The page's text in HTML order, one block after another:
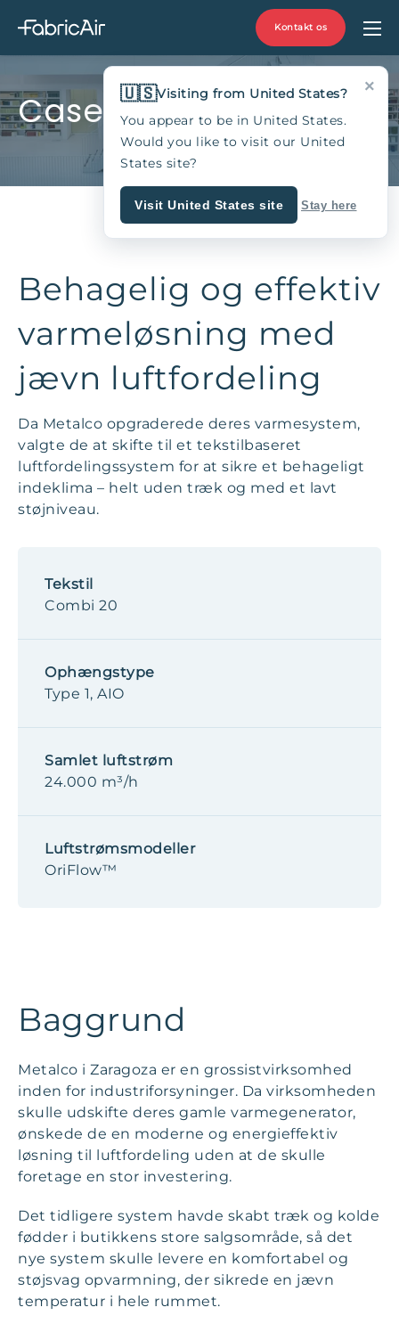
Kontakt os
Casestudie
Behagelig og effektiv
varmeløsning med
jævn luftfordeling
Da Metalco opgraderede deres varmesystem,
valgte de at skifte til et tekstilbaseret
luftfordelingssystem for at sikre et behageligt
indeklima – helt uden træk og med et lavt
støjniveau.
Tekstil
Combi 20
Ophængstype
Type 1, AIO
Samlet luftstrøm
24.000 m³/h
Luftstrømsmodeller
OriFlow™
Baggrund
Metalco i Zaragoza er en grossistvirksomhed
inden for industriforsyninger. Da virksomheden
skulle udskifte deres gamle varmegenerator,
ønskede de en moderne og energieffektiv
løsning til luftfordeling uden at de skulle
foretage en stor investering.
Det tidligere system havde skabt træk og kolde
fødder i butikkens store salgsområde, så det
nye system skulle levere en komfortabel og
støjsvag opvarmning, der sikrede en jævn
temperatur i hele rummet.
×
🇺🇸Visiting from United States?
You appear to be in United States.
Would you like to visit our United
States site?
Visit United States site Stay here